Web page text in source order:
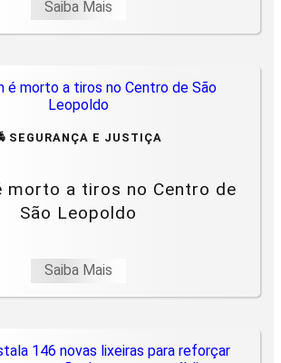
Saiba Mais
SEGURANÇA E JUSTIÇA
morto a tiros no Centro de
São Leopoldo
Saiba Mais